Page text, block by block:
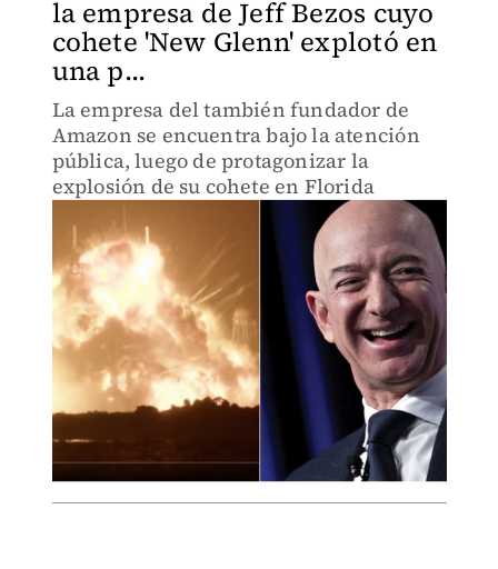
la empresa de Jeff Bezos cuyo
cohete 'New Glenn' explotó en
una p...
La empresa del también fundador de
Amazon se encuentra bajo la atención
pública, luego de protagonizar la
explosión de su cohete en Florida